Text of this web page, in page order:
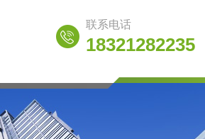
联系电话
18321282235